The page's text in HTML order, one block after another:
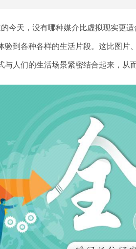
今天，没有哪种媒介比虚拟现实更
验到各种各样的生活片段。这比图片
与人们的生活场景紧密结合起来，从